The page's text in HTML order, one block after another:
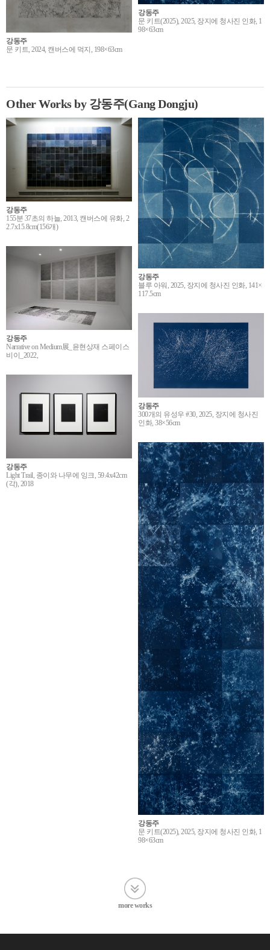
강동주
문 키트(2025), 2025, 장지에 청사진 인화, 1
98×63cm
강동주
문 키트, 2024, 캔버스에 먹지, 198×63cm
Other Works by 강동주(Gang Dongju)
강동주
155분 37초의 하늘, 2013, 캔버스에 유화, 2
2.7x15.8cm(156개)
강동주
블루 아워, 2025, 장지에 청사진 인화, 141×
117.5cm
강동주
Narrative on Medium展_윤현상재 스페이스
비이_2022,
강동주
300개의 유성우 #30, 2025, 장지에 청사진
인화, 38×56cm
강동주
Light Trail, 종이와 나무에 잉크, 59.4x42cm
(각), 2018
강동주
문 키트(2025), 2025, 장지에 청사진 인화, 1
98×63cm
more works